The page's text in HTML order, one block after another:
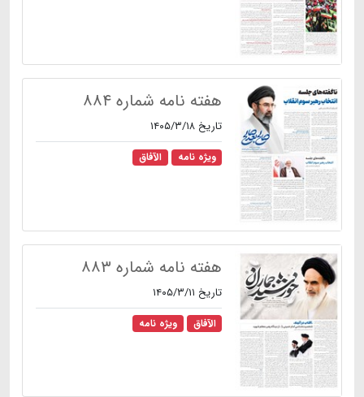
هفته نامه شماره ۸۸۴
تاریخ ۱۴۰۵/۳/۱۸
ویژه نامه الآفاق
هفته نامه شماره ۸۸۳
تاریخ ۱۴۰۵/۳/۱۱
الآفاق ویژه نامه